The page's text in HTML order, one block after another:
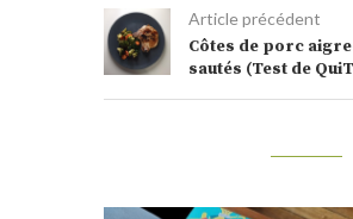
Article précédent
Côtes de porc
sautés (Test de